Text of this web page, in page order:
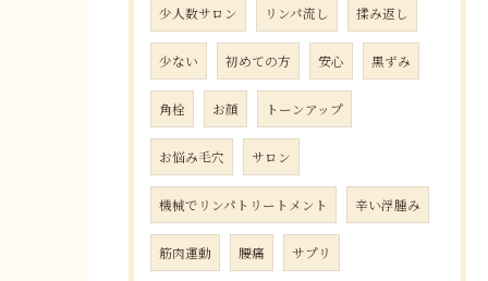
少人数サロン リンパ流し 揉み返し
少ない 初めての方 安心 黒ずみ
角栓 お顔 トーンアップ
お悩み毛穴 サロン
機械でリンパトリートメント 辛い浮腫み
筋肉運動 腰痛 サプリ